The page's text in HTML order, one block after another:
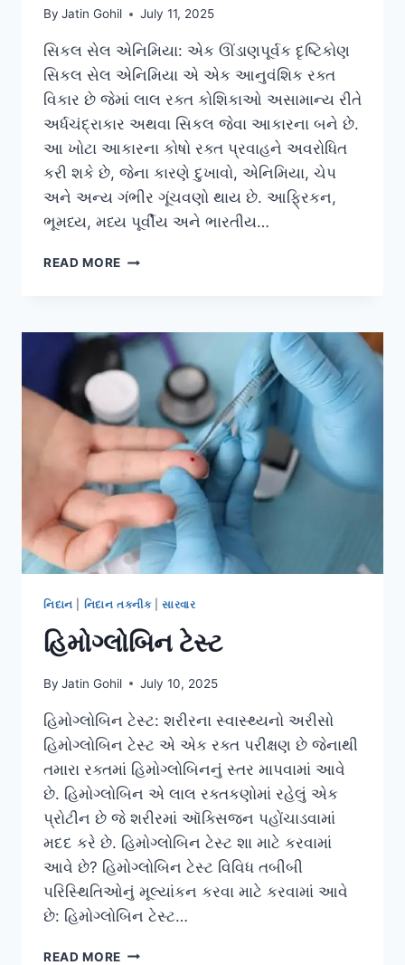
By Jatin Gohil July 11, 2025
સિકલ સેલ એનિમિયા: એક ઊંડાણપૂર્વક દૃષ્ટિકોણ
સિકલ સેલ એનિમિયા એ એક આનુવંશિક રક્ત
વિકાર છે જેમાં લાલ રક્ત કોશિકાઓ અસામાન્ય રીતે
અર્ધચંદ્રાકાર અથવા સિકલ જેવા આકારના બને છે.
આ ખોટા આકારના કોષો રક્ત પ્રવાહને અવરોધિત
કરી શકે છે, જેના કારણે દુખાવો, એનિમિયા, ચેપ
અને અન્ય ગંભીર ગૂંચવણો થાય છે. આફ્રિકન,
ભૂમધ્ય, મધ્ય પૂર્વીય અને ભારતીય…
READ MORE સિકલ
નિદાન નિદાન તકનીક|સારવાર
હિમોગ્લોબિન ટેસ્ટ
By Jatin Gohil July 10, 2025
હિમોગ્લોબિન ટેસ્ટ: શરીરના સ્વાસ્થ્યનો અરીસો
હિમોગ્લોબિન ટેસ્ટ એ એક રક્ત પરીક્ષણ છે જેનાથી
તમારા રક્તમાં હિમોગ્લોબિનનું સ્તર માપવામાં આવે
છે. હિમોગ્લોબિન એ લાલ રક્તકણોમાં રહેલું એક
પ્રોટીન છે જે શરીરમાં ઑક્સિજન પહોંચાડવામાં
મદદ કરે છે. હિમોગ્લોબિન ટેસ્ટ શા માટે કરવામાં
આવે છે? હિમોગ્લોબિન ટેસ્ટ વિવિધ તબીબી
પરિસ્થિતિઓનું મૂલ્યાંકન કરવા માટે કરવામાં આવે
છે: હિમોગ્લોબિન ટેસ્ટ…
READ MORE હિમોગ્લોબિન